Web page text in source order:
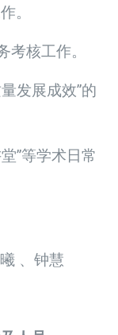
。
考核工作。
发展成效”的
”等学术日常
、钟慧